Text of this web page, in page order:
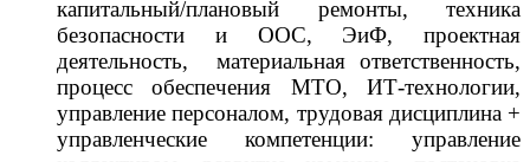
капитальный/плановый ремонты, техника
безопасности и ООС, ЭиФ, проектная
деятельность, материальная ответственность,
процесс обеспечения МТО, ИТ-технологии,
управление персоналом, трудовая дисциплина +
управленческие компетенции: управление